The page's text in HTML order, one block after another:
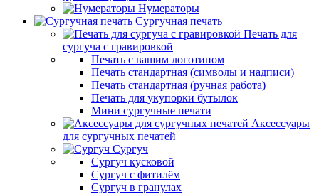
Нумераторы
Сургучная печать
Печать для
сургуча с гравировкой
Печать с вашим логотипом
Печать стандартная (символы и надписи)
Печать стандартная (ручная работа)
Печать для укупорки бутылок
Мини сургучные печати
Аксессуары
для сургучных печатей
Сургуч
Сургуч кусковой
Сургуч с фитилём
Сургуч в гранулах